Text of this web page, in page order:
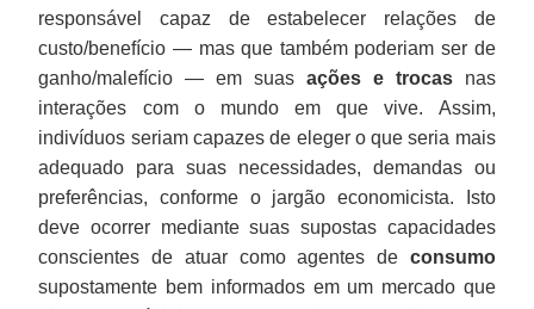
responsável capaz de estabelecer relações de
custo/benefício — mas que também poderiam ser de
ganho/malefício — em suas ações e trocasnas
interações com o mundo em que vive. Assim,
indivíduos seriam capazes de eleger o que seria mais
adequado para suas necessidades, demandas ou
preferências, conforme o jargão economicista. Isto
deve ocorrer mediante suas supostas capacidades
conscientes de atuar como agentes de consumo
supostamente bem informados em um mercado que